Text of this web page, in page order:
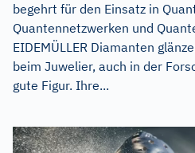
begehrt für den Einsatz in
Quantennetzwerken und
EIDEMÜLLER Diamanten
beim Juwelier, auch in der
gute Figur. Ihre...